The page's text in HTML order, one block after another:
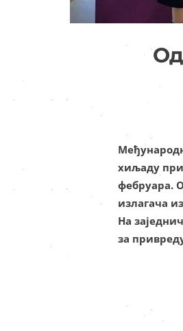
хиљаду
фебруара.
излагача
На
за